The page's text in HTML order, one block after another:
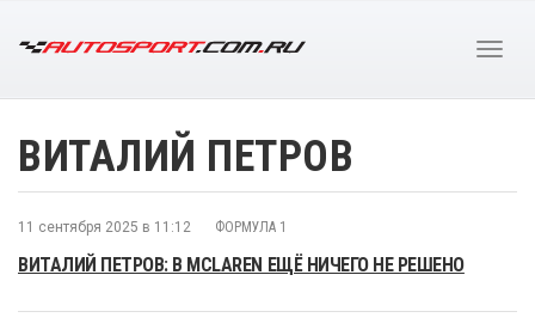
ВИТАЛИЙ ПЕТРОВ
11 сентября 2025 в 11:12 ФОРМУЛА 1
ВИТАЛИЙ ПЕТРОВ: В MCLAREN ЕЩЁ НИЧЕГО НЕ РЕШЕНО